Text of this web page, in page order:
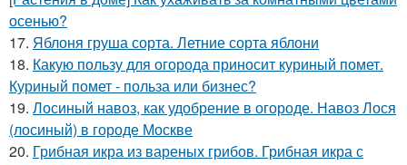
осенью?
17. Яблоня груша сорта. Летние сорта яблони
18. Какую пользу для огорода приносит куриный помет.
Куриный помет - польза или бизнес?
19. Лосиный навоз, как удобрение в огороде. Навоз Лося
(лосиный) в городе Москве
20. Грибная икра из вареных грибов. Грибная икра с